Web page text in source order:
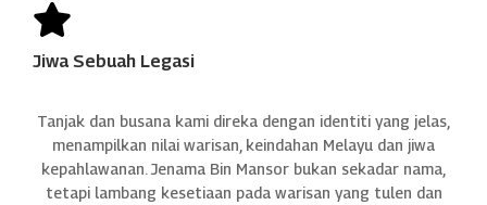

Jiwa Sebuah Legasi
Tanjak dan busana kami direka dengan identiti yang jelas,
menampilkan nilai warisan, keindahan Melayu dan jiwa
kepahlawanan. Jenama Bin Mansor bukan sekadar nama,
tetapi lambang kesetiaan pada warisan yang tulen dan